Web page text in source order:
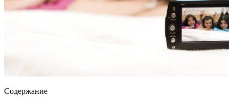
Содержание